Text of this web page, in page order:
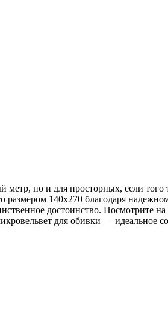
но и для просторных, если того
размером 140х270 благодаря
достоинство. Посмотрите
для обивки — идеальное